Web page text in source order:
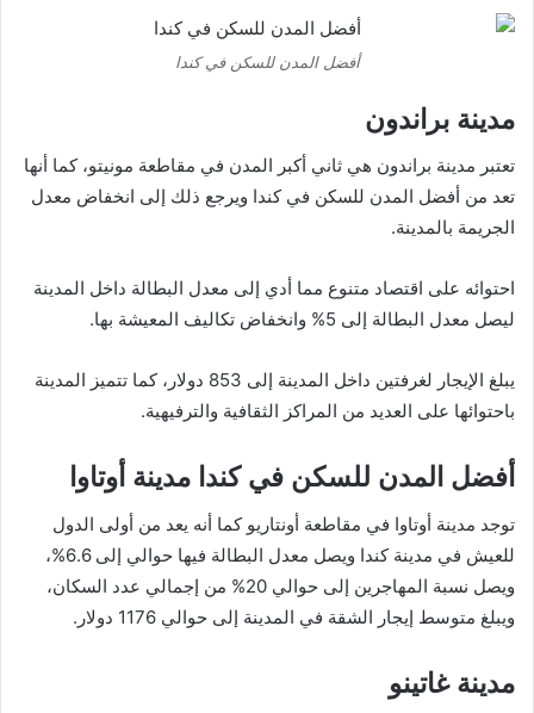
أفضل المدن للسكن في كندا
مدينة براندون
تعتبر مدينة براندون هي ثاني أكبر المدن في مقاطعة مونيتو، كما أنها
تعد من أفضل المدن للسكن في كندا ويرجع ذلك إلى انخفاض معدل
الجريمة بالمدينة.
احتوائه على اقتصاد متنوع مما أدي إلى معدل البطالة داخل المدينة
ليصل معدل البطالة إلى 5% وانخفاض تكاليف المعيشة بها.
يبلغ الإيجار لغرفتين داخل المدينة إلى 853 دولار، كما تتميز المدينة
باحتوائها على العديد من المراكز الثقافية والترفيهية.
أفضل المدن للسكن في كندا مدينة أوتاوا
توجد مدينة أوتاوا في مقاطعة أونتاريو كما أنه يعد من أولى الدول
للعيش في مدينة كندا ويصل معدل البطالة فيها حوالي إلى 6.6%،
ويصل نسبة المهاجرين إلى حوالي 20% من إجمالي عدد السكان،
ويبلغ متوسط إيجار الشقة في المدينة إلى حوالي 1176 دولار.
مدينة غاتينو